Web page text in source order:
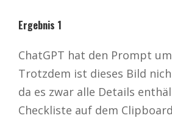
Ergebnis 1
ChatGPT hat den Prompt
Trotzdem ist dieses Bild
da es zwar alle Details
Checkliste auf dem